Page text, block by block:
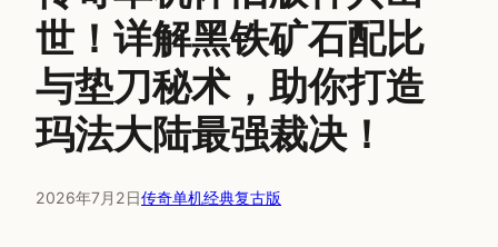
世！详解黑铁矿石配比
与垫刀秘术，助你打造
玛法大陆最强裁决！
2026年7月2日传奇单机经典复古版